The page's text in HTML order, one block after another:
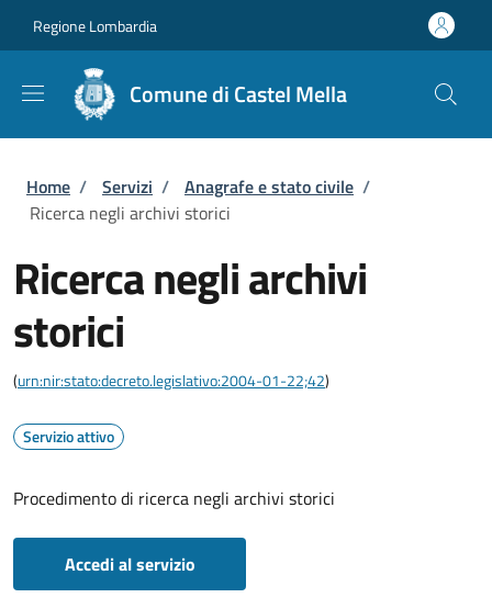
Regione Lombardia
Comune di Castel Mella
Briciole di pane
Home / Servizi / Anagrafe e stato civile /
Ricerca negli archivi storici
Ricerca negli archivi
storici
(urn:nir:stato:decreto.legislativo:2004-01-22;42)
Servizio attivo
Procedimento di ricerca negli archivi storici
Accedi al servizio